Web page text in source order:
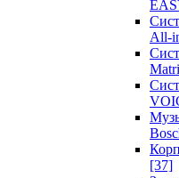
All-
[37]